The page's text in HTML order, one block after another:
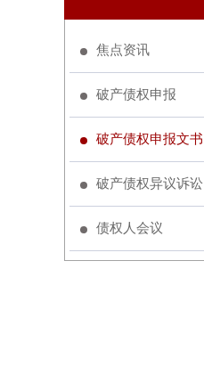
焦点资讯
破产债权申报
破产债权申报文书
破产债权异议诉讼
债权人会议